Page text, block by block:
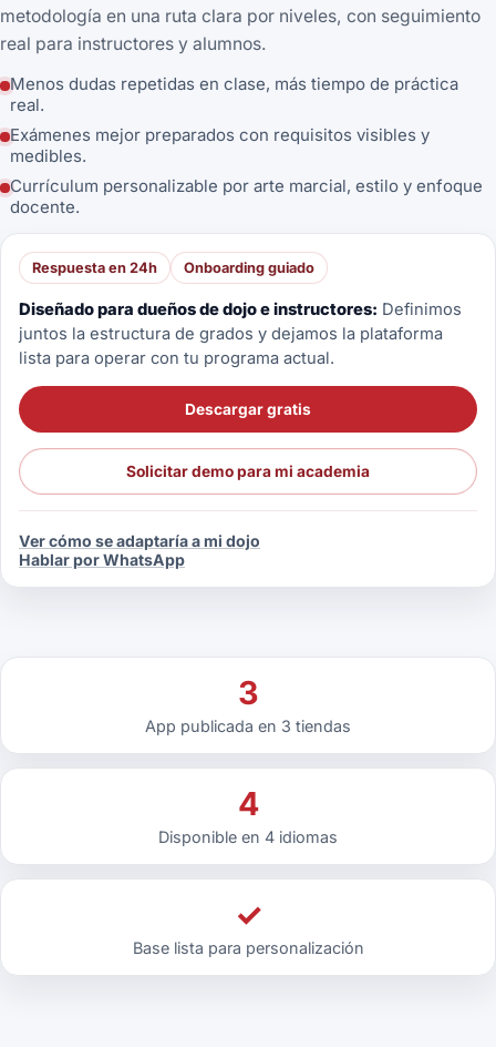
metodología en una ruta clara por niveles, con seguimiento
real para instructores y alumnos.
Menos dudas repetidas en clase, más tiempo de práctica
real.
Exámenes mejor preparados con requisitos visibles y
medibles.
Currículum personalizable por arte marcial, estilo y enfoque
docente.
Respuesta en 24h Onboarding guiado
Diseñado para dueños de dojo e instructores: Definimos
juntos la estructura de grados y dejamos la plataforma
lista para operar con tu programa actual.
Descargar gratis
Solicitar demo para mi academia
Ver cómo se adaptaría a mi dojo
Hablar por WhatsApp
3
App publicada en 3 tiendas
4
Disponible en 4 idiomas
✓
Base lista para personalización